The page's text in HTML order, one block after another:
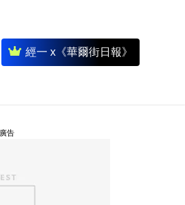
經一 x《華爾街日報》
廣告